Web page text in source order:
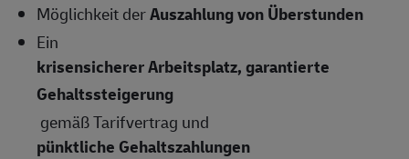
Möglichkeit derAuszahlung von Überstunden
Ein
krisensicherer Arbeitsplatz, garantierte
Gehaltssteigerung
gemäß Tarifvertrag und
pünktliche Gehaltszahlungen